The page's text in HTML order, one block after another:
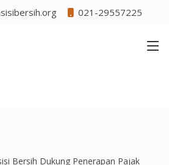
021-29557225
Bersih Dukung Penerapan Pajak